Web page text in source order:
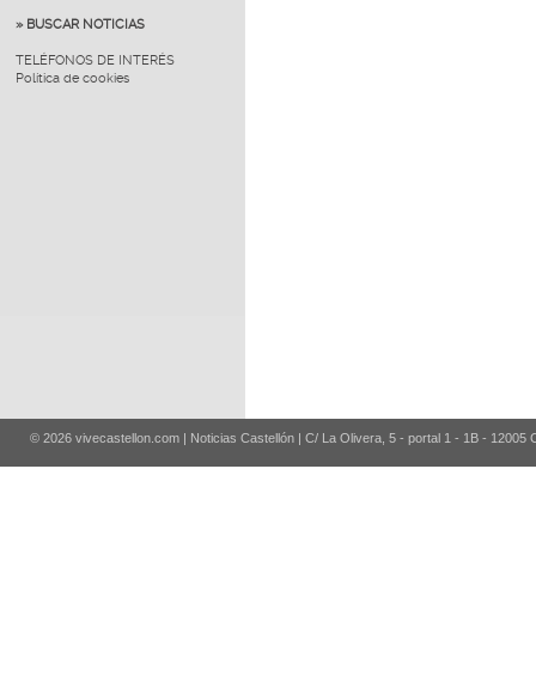
» BUSCAR NOTICIAS
TELÉFONOS DE INTERÉS
Política de cookies
© 2026 vivecastellon.com | Noticias Castellón | C/ La Olivera, 5 - portal 1 - 1B - 12005